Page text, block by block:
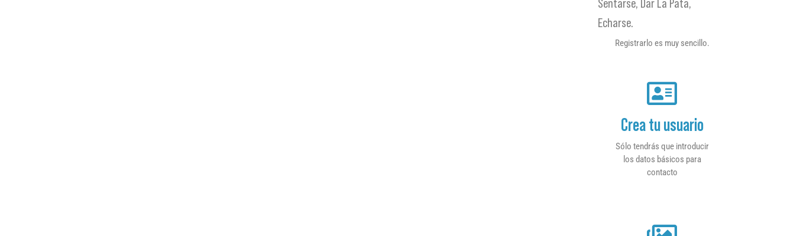
Sentarse, Dar La Pata,
Echarse.
Registrarlo es muy sencillo.
Crea tu usuario
Sólo tendrás que introducir
los datos básicos para
contacto